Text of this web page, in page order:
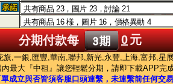
分期付款每 0元
,一銀,匯豐,華南,聯邦,新光,永豐,上海,富邦,星
最大『中租』讓您輕鬆分期，請即下載APP完
成立與否皆須客服口頭連繫，未連繫前任何交